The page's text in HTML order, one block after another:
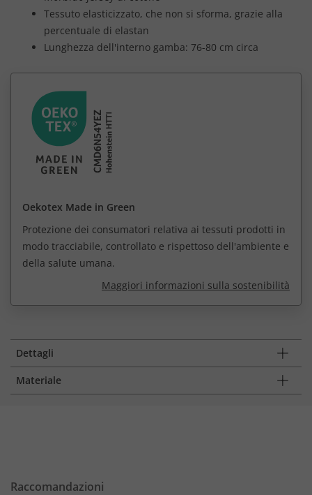
Tessuto elasticizzato, che non si sforma, grazie alla
percentuale di elastan
Lunghezza dell'interno gamba: 76-80 cm circa
Oekotex Made in Green
Protezione dei consumatori relativa ai tessuti prodotti in
modo tracciabile, controllato e rispettoso dell'ambiente e
della salute umana.
Maggiori informazioni sulla sostenibilità
Dettagli
Materiale
Raccomandazioni